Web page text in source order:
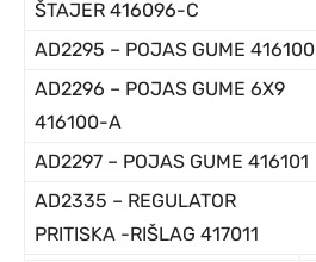
ŠTAJER 416096-C
AD2295 – POJAS GUME 416100
AD2296 – POJAS GUME 6X9
416100-A
AD2297 – POJAS GUME 416101
AD2335 – REGULATOR
PRITISKA -RIŠLAG 417011